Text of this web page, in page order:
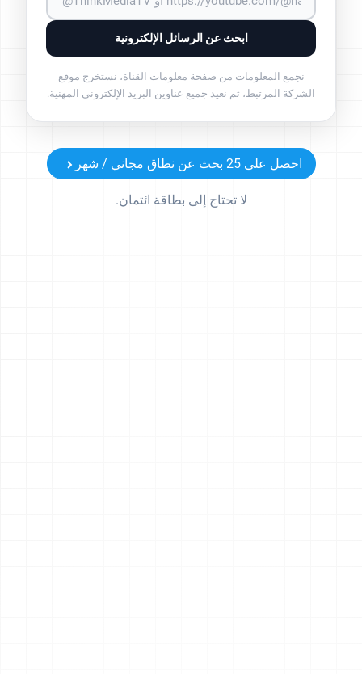
ابحث عن الرسائل الإلكترونية
نجمع المعلومات من صفحة معلومات القناة، نستخرج موقع
الشركة المرتبط، ثم نعيد جميع عناوين البريد الإلكتروني المهنية.
احصل على 25 بحث عن نطاق مجاني / شهر
لا تحتاج إلى بطاقة ائتمان.